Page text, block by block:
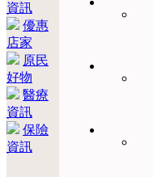
資訊
優惠
店家
原民
好物
醫療
資訊
保險
資訊